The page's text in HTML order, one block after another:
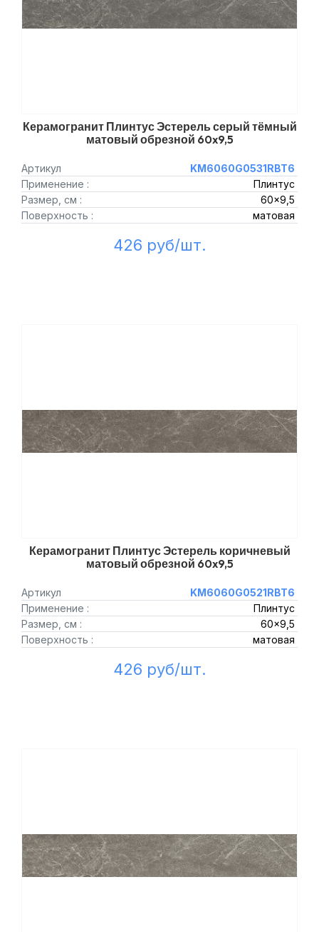
Керамогранит Плинтус Эстерель серый тёмный
матовый обрезной 60x9,5
Артикул
KM6060G0531RBT6
Применение :
Плинтус
Размер, см :
60x9,5
Поверхность :
матовая
426 руб/шт.
Керамогранит Плинтус Эстерель коричневый
матовый обрезной 60x9,5
Артикул
KM6060G0521RBT6
Применение :
Плинтус
Размер, см :
60x9,5
Поверхность :
матовая
426 руб/шт.